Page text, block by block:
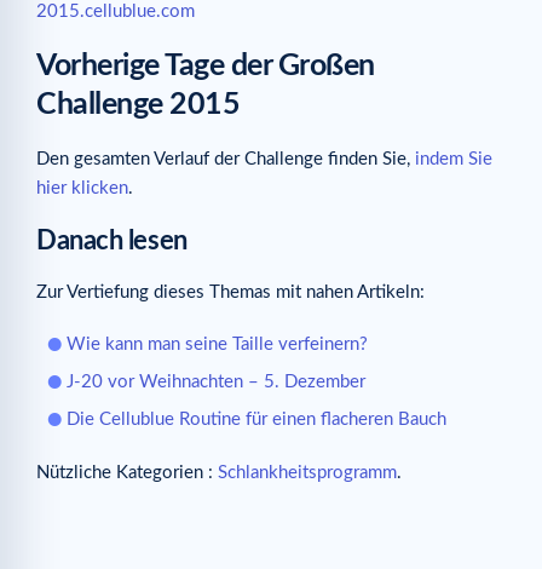
2015.cellublue.com
Vorherige Tage der Großen
Challenge 2015
Den gesamten Verlauf der Challenge finden Sie, indem Sie
hier klicken.
Danach lesen
Zur Vertiefung dieses Themas mit nahen Artikeln:
Wie kann man seine Taille verfeinern?
J-20 vor Weihnachten – 5. Dezember
Die Cellublue Routine für einen flacheren Bauch
Nützliche Kategorien : Schlankheitsprogramm.